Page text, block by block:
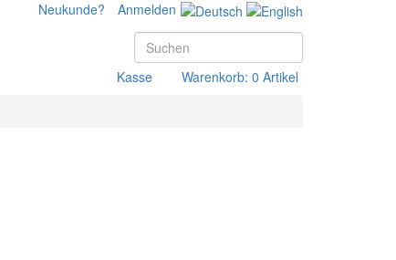
Neukunde? Anmelden
Kasse
Warenkorb: 0 Artikel